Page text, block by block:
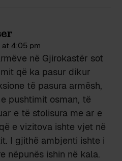
at 4:05 pm
në Gjirokastër sot
që ka pasur dikur
të pasura armësh,
pushtimit osman, të
e të stolisura me ar e
e vizitova ishte vjet në
I gjithë ambjenti ishte i
nëpunës ishin në kala.